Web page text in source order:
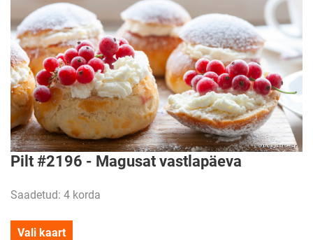
Pilt #2196 - Magusat vastlapäeva
Saadetud: 4 korda
Vali kaart